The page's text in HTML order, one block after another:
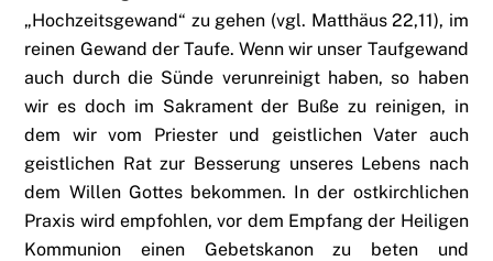
„Hochzeitsgewand“ zu gehen (vgl. Matthäus 22,11), im
reinen Gewand der Taufe. Wenn wir unser Taufgewand
auch durch die Sünde verunreinigt haben, so haben
wir es doch im Sakrament der Buße zu reinigen, in
dem wir vom Priester und geistlichen Vater auch
geistlichen Rat zur Besserung unseres Lebens nach
dem Willen Gottes bekommen. In der ostkirchlichen
Praxis wird empfohlen, vor dem Empfang der Heiligen
Kommunion einen Gebetskanon zu beten und